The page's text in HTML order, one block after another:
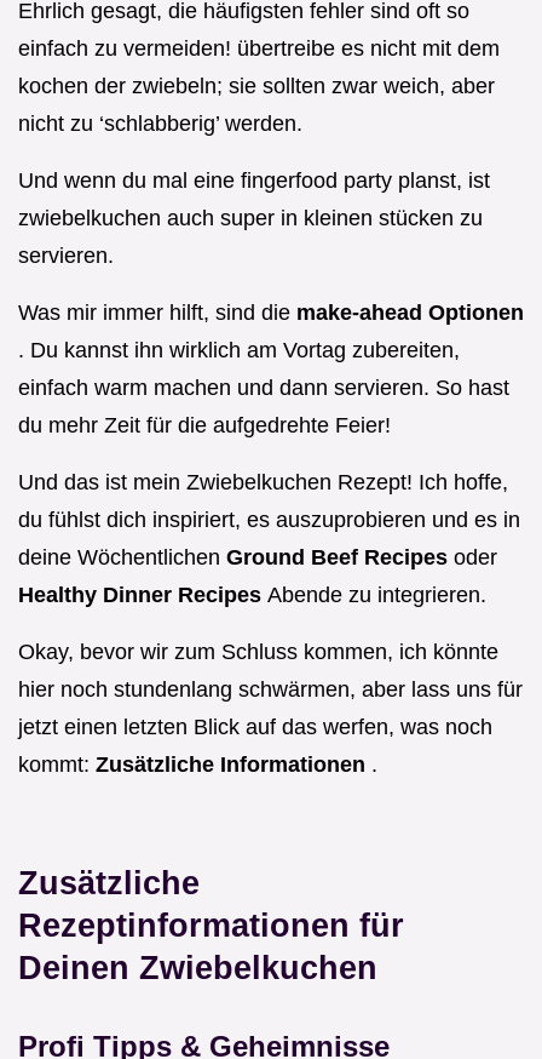
Ehrlich gesagt, die häufigsten fehler sind oft so
einfach zu vermeiden! übertreibe es nicht mit dem
kochen der zwiebeln; sie sollten zwar weich, aber
nicht zu ‘schlabberig’ werden.
Und wenn du mal eine fingerfood party planst, ist
zwiebelkuchen auch super in kleinen stücken zu
servieren.
Was mir immer hilft, sind die make-ahead Optionen
. Du kannst ihn wirklich am Vortag zubereiten,
einfach warm machen und dann servieren. So hast
du mehr Zeit für die aufgedrehte Feier!
Und das ist mein Zwiebelkuchen Rezept! Ich hoffe,
du fühlst dich inspiriert, es auszuprobieren und es in
deine Wöchentlichen Ground Beef Recipes oder
Healthy Dinner Recipes Abende zu integrieren.
Okay, bevor wir zum Schluss kommen, ich könnte
hier noch stundenlang schwärmen, aber lass uns für
jetzt einen letzten Blick auf das werfen, was noch
kommt: Zusätzliche Informationen .
Zusätzliche
Rezeptinformationen für
Deinen Zwiebelkuchen
Profi Tipps & Geheimnisse